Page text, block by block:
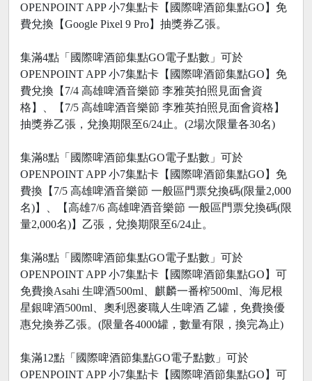
OPENPOINT APP 小7集點卡【國際啤酒節集點GO】免
費兌換【Google Pixel 9 Pro】抽獎券乙張。
集滿4點「國際啤酒節集點GO電子點數」可於
OPENPOINT APP 小7集點卡【國際啤酒節集點GO】免
費兌換【7/4 高雄啤酒音樂節 李雅英拍照見面會資
格】、【7/5 高雄啤酒音樂節 李雅英拍照見面會資格】
抽獎券乙張，兌換期限至6/24止。(2場次限量各30名)
集滿8點「國際啤酒節集點GO電子點數」可於
OPENPOINT APP 小7集點卡【國際啤酒節集點GO】免
費換【7/5 高雄啤酒音樂節 一般區門票兌換碼(限量2,000
名)】、【高雄7/6 高雄啤酒音樂節 一般區門票兌換碼(限
量2,000名)】乙張，兌換期限至6/24止。
集滿8點「國際啤酒節集點GO電子點數」可於
OPENPOINT APP 小7集點卡【國際啤酒節集點GO】可
免費換Asahi 生啤酒500ml、麒麟一番榨500ml、海尼根
星銀啤酒500ml、奧利恩麥職人生啤酒 乙罐，免費換優
惠兌換券乙張。(限量各4000罐，數量有限，換完為止)
集滿12點「國際啤酒節集點GO電子點數」可於
OPENPOINT APP 小7集點卡【國際啤酒節集點GO】可